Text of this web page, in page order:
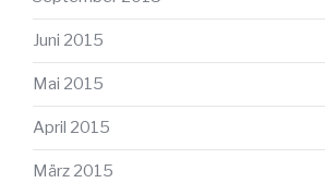
Juni 2015
Mai 2015
April 2015
März 2015